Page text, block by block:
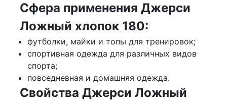
Сфера применения Джерси
Ложный хлопок 180:
футболки, майки и топы для тренировок;
спортивная одежда для различных видов
спорта;
повседневная и домашняя одежда.
Свойства Джерси Ложный